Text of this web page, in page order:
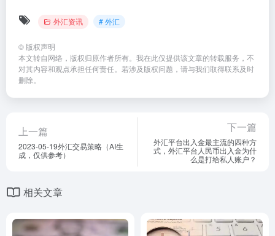
外汇资讯 # 外汇
© 版权声明
本文转自网络，版权归原作者所有。我在此仅提供该文章的转载服务，不
对其内容和观点承担任何责任。若涉及版权问题，请与我们取得联系及时
删除。
上一篇
2023-05-19外汇交易策略（AI生
成，仅供参考）
下一篇
外汇平台出入金最主流的四种方
式，外汇平台人民币出入金为什
么是打给私人账户？
相关文章